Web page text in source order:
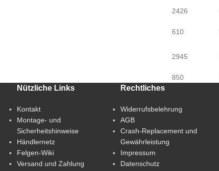
2426
610
2945
850
Nützliche Links
Kontakt
Montage- und
Sicherheitshinweise
Händlernetz
Felgen-Wiki
Versand und Zahlung
Rechtliches
Widerrufsbelehrung
AGB
Crash-Replacement und
Gewährleistung
Impressum
Datenschutz